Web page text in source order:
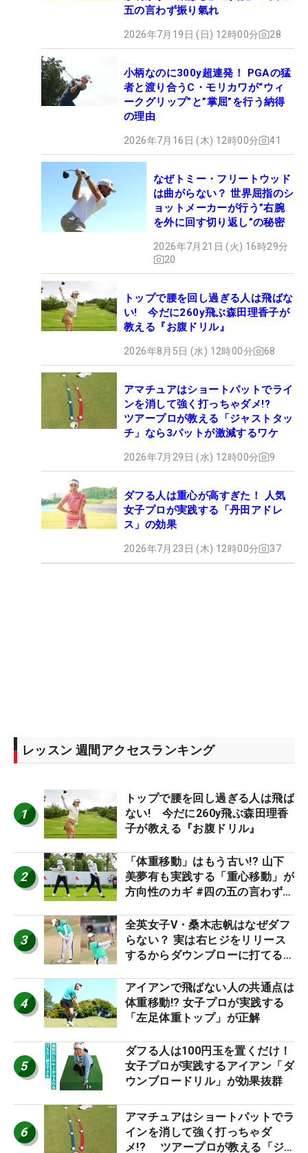
五の言わず振り氣れ
2026年7月19日 (日) 12時00分 28
小柄なのに300y超連発！ PGAの猛
者と渡り合うC・モリカワが“ウィ
ークグリップ”と”掌屈”を行う納得
の理由
2026年7月16日 (木) 12時00分 41
なぜトミー・フリートウッド
は曲がらない？ 世界屈指のシ
ョットメーカーが行う”右腕
を外に回す切り返し”の秘密
2026年7月21日 (火) 16時29分
20
トップで腰を回し過ぎる人は飛ばな
い! 今だに260y飛ぶ森田理香子が
教える『お腹ドリル』
2026年8月5日 (水) 12時00分 68
アマチュアはショートパットでライ
ンを消して強く打っちゃダメ!?
ツアープロが教える「ジャストタッ
チ」なら3パットが激減するワケ
2026年7月29日 (水) 12時00分 9
ダフる人は重心が高すぎた！ 人気
女子プロが実践する「丹田アドレ
ス」の効果
2026年7月23日 (木) 12時00分 37
レッスン 週間アクセスランキング
1
トップで腰を回し過ぎる人は飛ば
ない! 今だに260y飛ぶ森田理香
子が教える『お腹ドリル』
2
「体重移動」はもう古い!? 山下
美夢有も実践する「重心移動」が
方向性のカギ #四の五の言わず振
3
全英女子V・桑木志帆はなぜダフ
らない？ 実は右ヒジをリリース
するからダウンブローに打てる #
4
アイアンで飛ばない人の共通点は
体重移動!? 女子プロが実践する
「左足体重トップ」が正解
5
ダフる人は100円玉を置くだけ！
女子プロが実践するアイアン「ダ
ウンブロードリル」が効果抜群
6
アマチュアはショートパットでラ
インを消して強く打っちゃダ
メ!? ツアープロが教える「ジ